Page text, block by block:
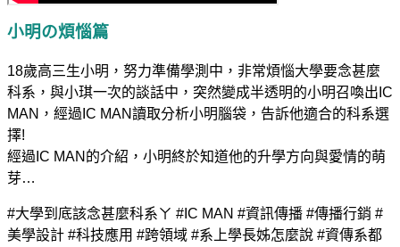
小明の煩惱篇
18歲高三生小明，努力準備學測中，非常煩惱大學要念甚麼
科系，與小琪一次的談話中，突然變成半透明的小明召喚出IC
MAN，經過IC MAN讀取分析小明腦袋，告訴他適合的科系選
擇!
經過IC MAN的介紹，小明終於知道他的升學方向與愛情的萌
芽…
#大學到底該念甚麼科系ㄚ #IC MAN #資訊傳播 #傳播行銷 #
美學設計 #科技應用 #跨領域 #系上學長姊怎麼說 #資傳系都